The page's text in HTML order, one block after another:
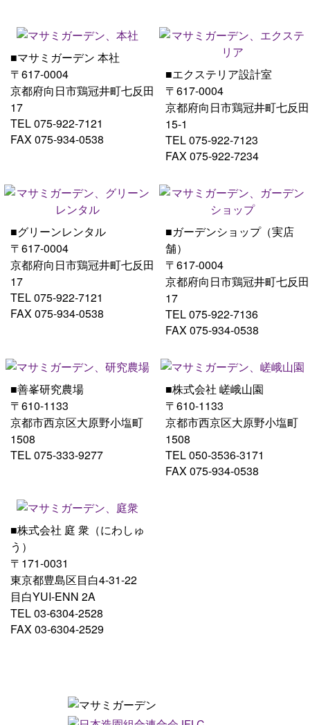
■マサミガーデン 本社
〒617-0004
京都府向日市鶏冠井町七反田
17
TEL 075-922-7121
FAX 075-934-0538
■エクステリア設計室
〒617-0004
京都府向日市鶏冠井町七反田
15-1
TEL 075-922-7123
FAX 075-922-7234
■グリーンレンタル
〒617-0004
京都府向日市鶏冠井町七反田
17
TEL 075-922-7121
FAX 075-934-0538
■ガーデンショップ（実店
舗）
〒617-0004
京都府向日市鶏冠井町七反田
17
TEL 075-922-7136
FAX 075-934-0538
■善峯研究農場
〒610-1133
京都市西京区大原野小塩町
1508
TEL 075-333-9277
■株式会社 嵯峨山園
〒610-1133
京都市西京区大原野小塩町
1508
TEL 050-3536-3171
FAX 075-934-0538
■株式会社 庭 衆（にわしゅ
う）
〒171-0031
東京都豊島区目白4-31-22
目白YUI-ENN 2A
TEL 03-6304-2528
FAX 03-6304-2529